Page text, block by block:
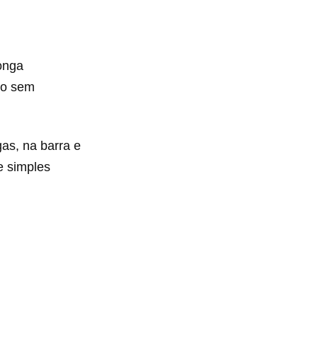
sem
na barra e
simples